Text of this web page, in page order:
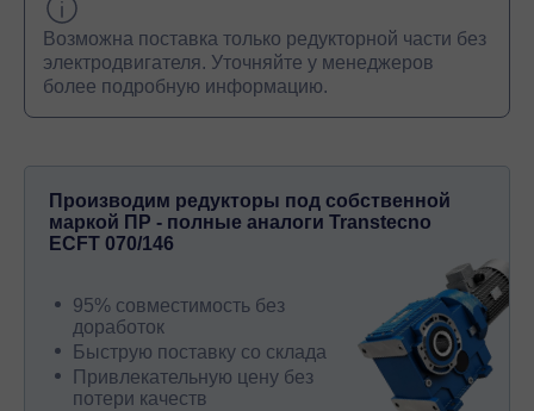
Возможна поставка только редукторной части без
электродвигателя. Уточняйте у менеджеров
более подробную информацию.
Производим редукторы под собственной
маркой ПР - полные аналоги Transtecno
ECFT 070/146
95% совместимость без
доработок
Быструю поставку со склада
Привлекательную цену без
потери качеств